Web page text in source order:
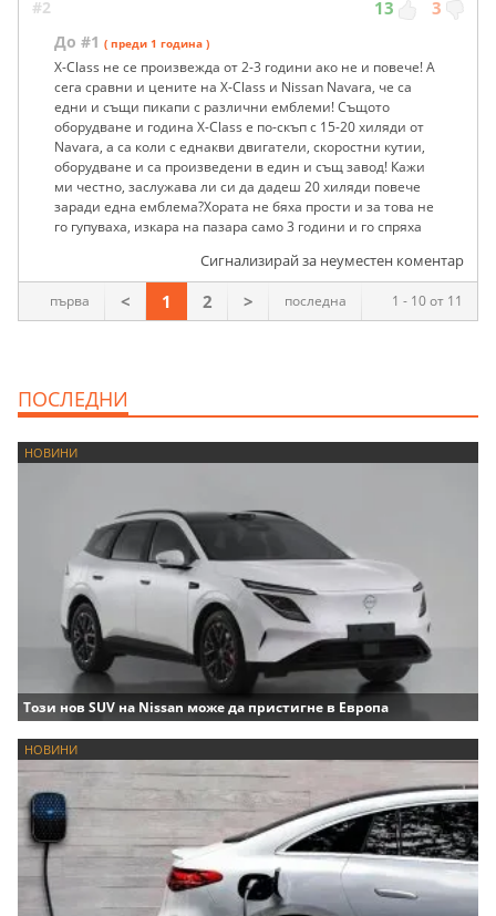
#2 13 3
До #1 ( преди 1 година )
X-Class не се произвежда от 2-3 години ако не и повече! А
сега сравни и цените на X-Class и Nissan Navara, че са
едни и същи пикапи с различни емблеми! Същото
оборудване и година X-Class е по-скъп с 15-20 хиляди от
Navara, а са коли с еднакви двигатели, скоростни кутии,
оборудване и са произведени в един и същ завод! Кажи
ми честно, заслужава ли си да дадеш 20 хиляди повече
заради една емблема?Хората не бяха прости и за това не
го гупуваха, изкара на пазара само 3 години и го спряха
Сигнализирай за неуместен коментар
1 - 10 от 11
първа < 1 2 > последна
ПОСЛЕДНИ
НОВИНИ
Този нов SUV на Nissan може да пристигне в Европа
НОВИНИ